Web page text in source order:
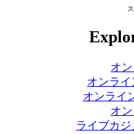
オ
オンラ
オンライ
オ
ライブカ